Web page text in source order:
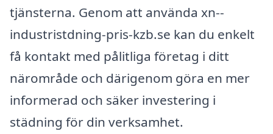
tjänsterna. Genom att använda xn--
industristdning-pris-kzb.se kan du enkelt
få kontakt med pålitliga företag i ditt
närområde och därigenom göra en mer
informerad och säker investering i
städning för din verksamhet.